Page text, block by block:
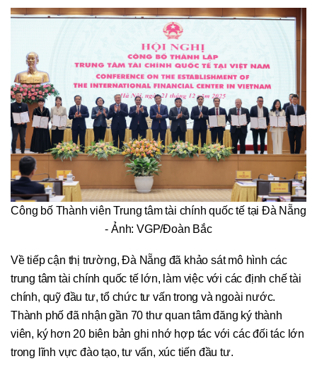
Công bố Thành viên Trung tâm tài chính quốc tế tại Đà Nẵng
- Ảnh: VGP/Đoàn Bắc
Về tiếp cận thị trường, Đà Nẵng đã khảo sát mô hình các
trung tâm tài chính quốc tế lớn, làm việc với các định chế tài
chính, quỹ đầu tư, tổ chức tư vấn trong và ngoài nước.
Thành phố đã nhận gần 70 thư quan tâm đăng ký thành
viên, ký hơn 20 biên bản ghi nhớ hợp tác với các đối tác lớn
trong lĩnh vực đào tạo, tư vấn, xúc tiến đầu tư.